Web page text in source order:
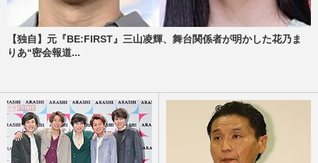
【独自】元『BE:FIRST』三山凌輝、舞台関係者が明かした花乃ま
りあ“密会報道...